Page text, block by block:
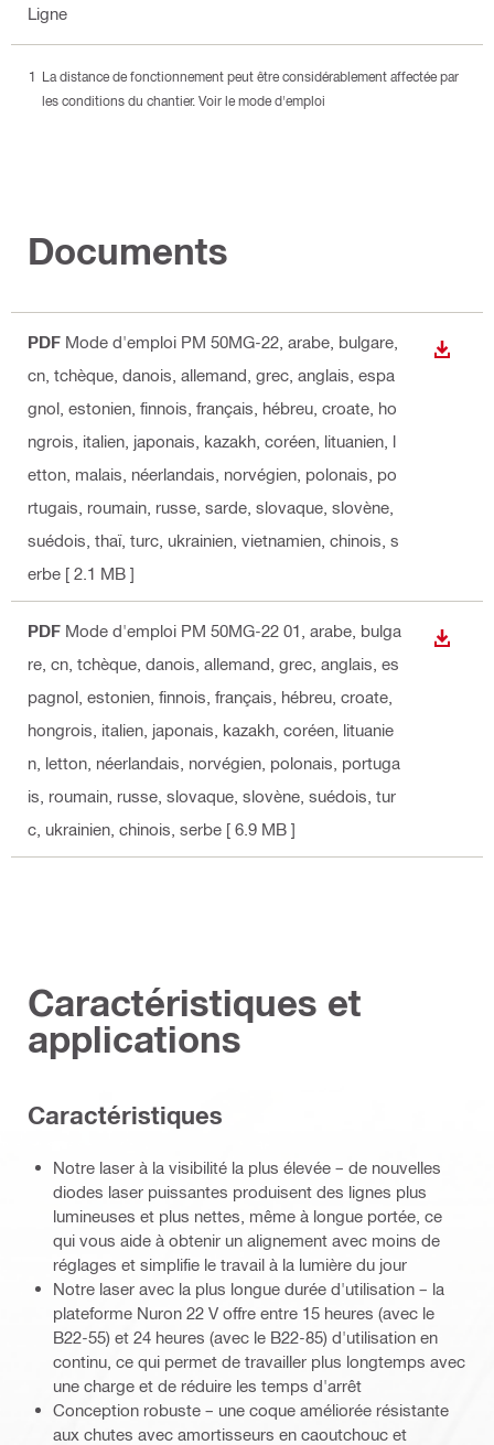
Ligne
La distance de fonctionnement peut être considérablement affectée par
les conditions du chantier. Voir le mode d'emploi
Documents
PDF Mode d'emploi PM 50MG-22 , arabe, bulgare,
cn, tchèque, danois, allemand, grec, anglais, espa
gnol, estonien, finnois, français, hébreu, croate, ho
ngrois, italien, japonais, kazakh, coréen, lituanien, l
etton, malais, néerlandais, norvégien, polonais, po
rtugais, roumain, russe, sarde, slovaque, slovène,
suédois, thaï, turc, ukrainien, vietnamien, chinois, s
erbe [ 2.1 MB ]
PDF Mode d'emploi PM 50MG-22 01 , arabe, bulga
re, cn, tchèque, danois, allemand, grec, anglais, es
pagnol, estonien, finnois, français, hébreu, croate,
hongrois, italien, japonais, kazakh, coréen, lituanie
n, letton, néerlandais, norvégien, polonais, portuga
is, roumain, russe, slovaque, slovène, suédois, tur
c, ukrainien, chinois, serbe [ 6.9 MB ]
Caractéristiques et
applications
Caractéristiques
Notre laser à la visibilité la plus élevée – de nouvelles
diodes laser puissantes produisent des lignes plus
lumineuses et plus nettes, même à longue portée, ce
qui vous aide à obtenir un alignement avec moins de
réglages et simplifie le travail à la lumière du jour
Notre laser avec la plus longue durée d'utilisation – la
plateforme Nuron 22 V offre entre 15 heures (avec le
B22-55) et 24 heures (avec le B22-85) d'utilisation en
continu, ce qui permet de travailler plus longtemps avec
une charge et de réduire les temps d'arrêt
Conception robuste – une coque améliorée résistante
aux chutes avec amortisseurs en caoutchouc et